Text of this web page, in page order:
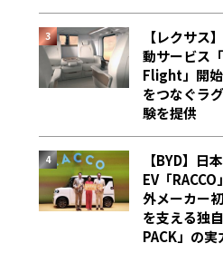
【レクサス
動サービス
Flight」開
をつなぐラ
験を提供
【BYD】日
EV「
外メーカー
を支える独
PACK」の実